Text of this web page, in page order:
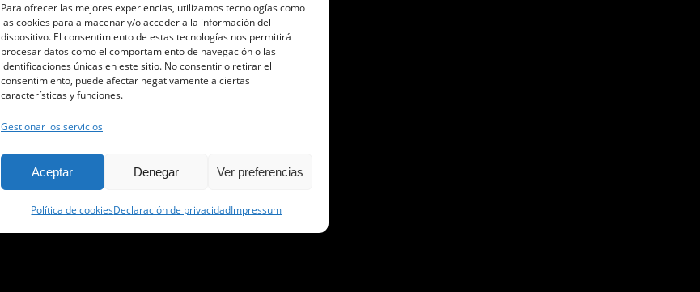
Para ofrecer las mejores experiencias, utilizamos tecnologías como
las cookies para almacenar y/o acceder a la información del
dispositivo. El consentimiento de estas tecnologías nos permitirá
procesar datos como el comportamiento de navegación o las
identificaciones únicas en este sitio. No consentir o retirar el
consentimiento, puede afectar negativamente a ciertas
características y funciones.
Gestionar los servicios
Aceptar Denegar Ver preferencias
Política de cookiesDeclaración de privacidadImpressum